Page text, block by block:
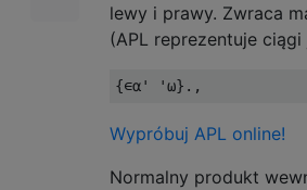
lewy i prawy. Zwraca
(APL reprezentuje
{∊⍺' '⍵}.,
Wypróbuj APL online!
Normalny produkt